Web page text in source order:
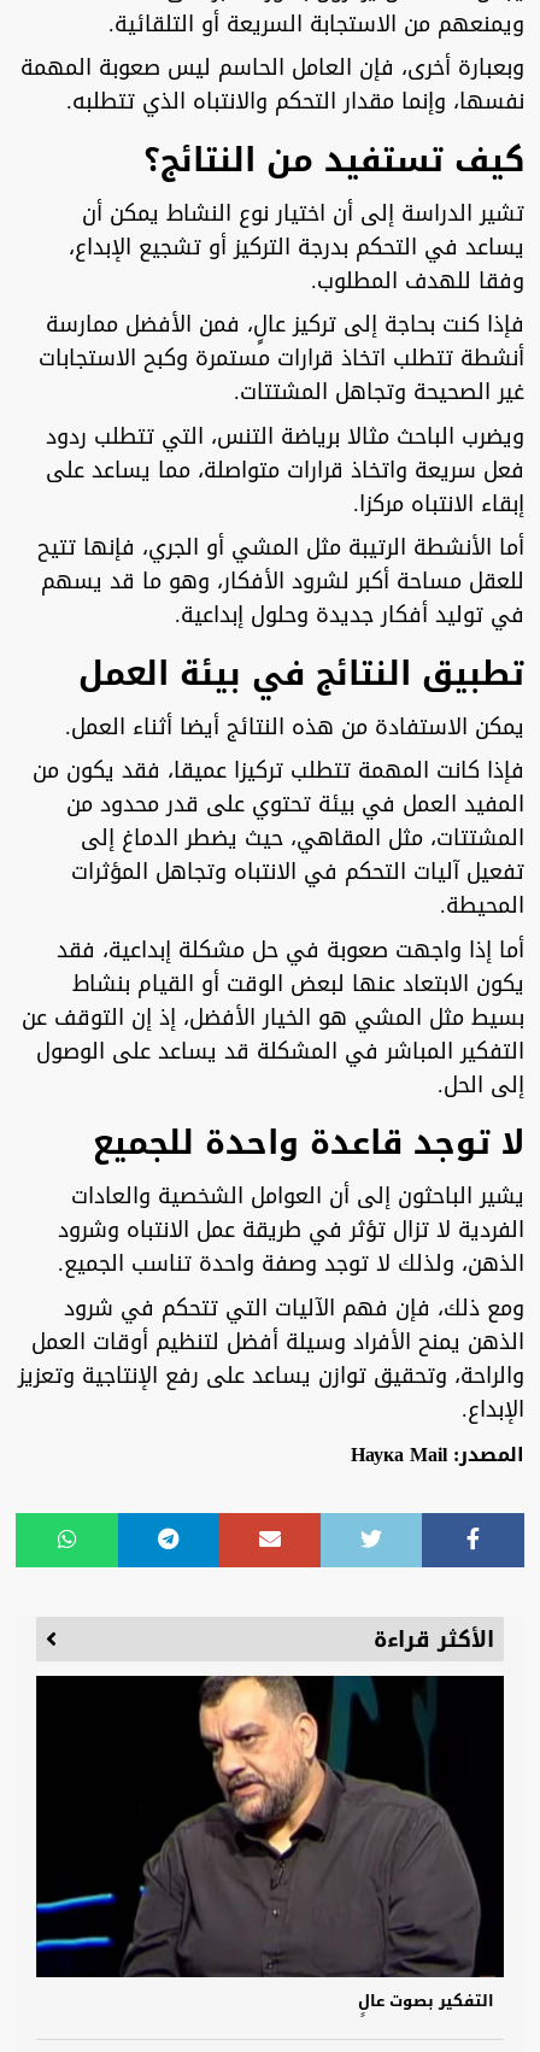
ويمنعهم من الاستجابة السريعة أو التلقائية.
وبعبارة أخرى، فإن العامل الحاسم ليس صعوبة المهمة
نفسها، وإنما مقدار التحكم والانتباه الذي تتطلبه.
كيف تستفيد من النتائج؟
تشير الدراسة إلى أن اختيار نوع النشاط يمكن أن
يساعد في التحكم بدرجة التركيز أو تشجيع الإبداع،
وفقا للهدف المطلوب.
فإذا كنت بحاجة إلى تركيز عالٍ، فمن الأفضل ممارسة
أنشطة تتطلب اتخاذ قرارات مستمرة وكبح الاستجابات
غير الصحيحة وتجاهل المشتتات.
ويضرب الباحث مثالا برياضة التنس، التي تتطلب ردود
فعل سريعة واتخاذ قرارات متواصلة، مما يساعد على
إبقاء الانتباه مركزا.
أما الأنشطة الرتيبة مثل المشي أو الجري، فإنها تتيح
للعقل مساحة أكبر لشرود الأفكار، وهو ما قد يسهم
في توليد أفكار جديدة وحلول إبداعية.
تطبيق النتائج في بيئة العمل
يمكن الاستفادة من هذه النتائج أيضا أثناء العمل.
فإذا كانت المهمة تتطلب تركيزا عميقا، فقد يكون من
المفيد العمل في بيئة تحتوي على قدر محدود من
المشتتات، مثل المقاهي، حيث يضطر الدماغ إلى
تفعيل آليات التحكم في الانتباه وتجاهل المؤثرات
المحيطة.
أما إذا واجهت صعوبة في حل مشكلة إبداعية، فقد
يكون الابتعاد عنها لبعض الوقت أو القيام بنشاط
بسيط مثل المشي هو الخيار الأفضل، إذ إن التوقف عن
التفكير المباشر في المشكلة قد يساعد على الوصول
إلى الحل.
لا توجد قاعدة واحدة للجميع
يشير الباحثون إلى أن العوامل الشخصية والعادات
الفردية لا تزال تؤثر في طريقة عمل الانتباه وشرود
الذهن، ولذلك لا توجد وصفة واحدة تناسب الجميع.
ومع ذلك، فإن فهم الآليات التي تتحكم في شرود
الذهن يمنح الأفراد وسيلة أفضل لتنظيم أوقات العمل
والراحة، وتحقيق توازن يساعد على رفع الإنتاجية وتعزيز
الإبداع.
المصدر: Наука Mail
الأكثر قراءة
التفكير بصوت عالٍ